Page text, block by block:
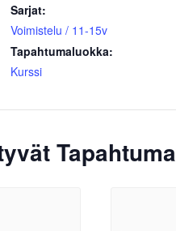
Sarjat:
Voimistelu / 11-15v
Tapahtumaluokka:
Kurssi